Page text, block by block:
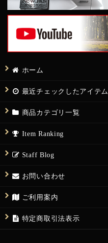
ホーム
最近チェックしたアイテム
商品カテゴリ一覧
Item Ranking
Staff Blog
お問い合わせ
ご利用案内
特定商取引法表示